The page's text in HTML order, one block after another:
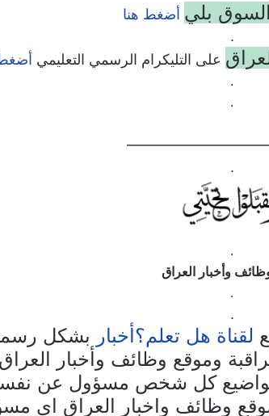
السوق بلي أضغط هنا
.
على التليكرام الرسمي التعليمي
.
.
.
.
وأخبار العراق
.
.
لقناة هل تعلم؟أخبار بشكل
وموقع وظائف وأخبار العراق
كل شخص مسؤول عن
وظائف واخبار العراق اي